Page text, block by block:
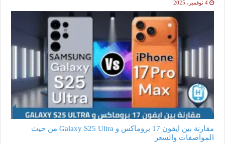
4 نوفمبر، 2025
مقارنة بين ايفون 17 بروماكس و Galaxy S25 Ultra من حيث
المواصفات والسعر